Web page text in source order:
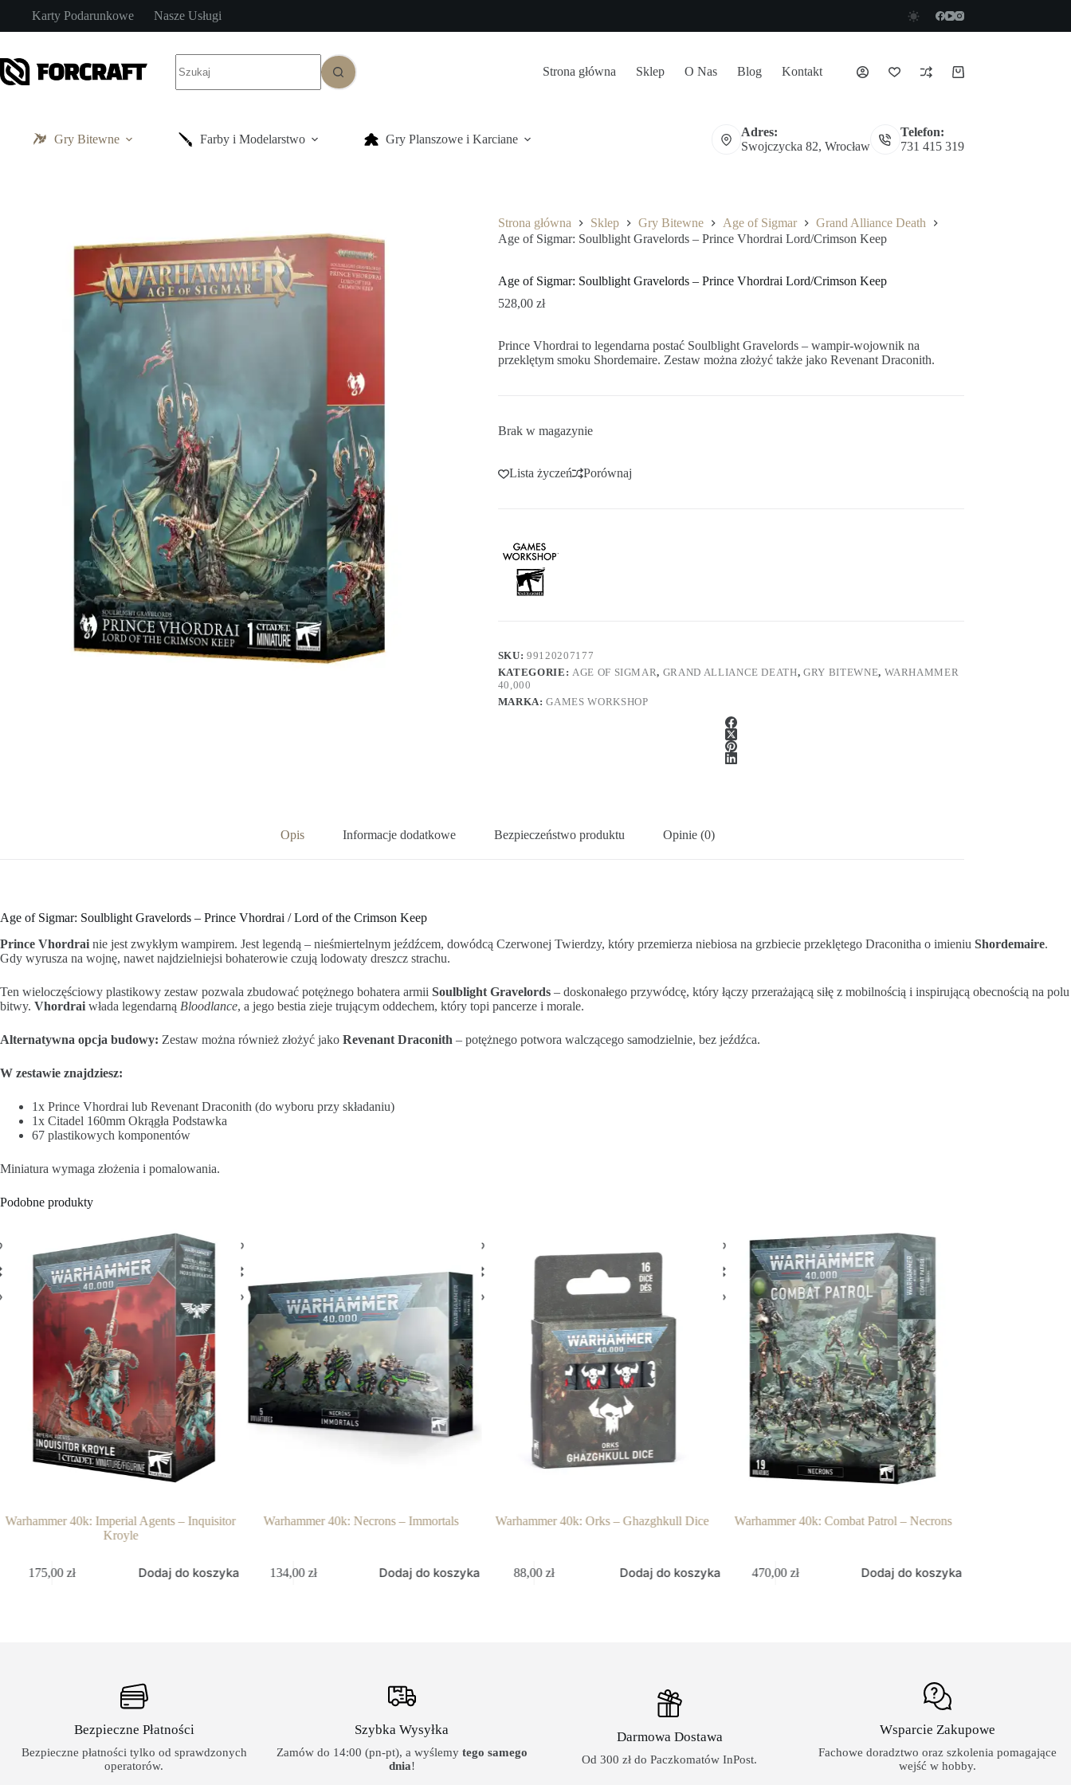
treści
Karty Podarunkowe Nasze Usługi
wyników
Strona główna Sklep O Nas Blog Kontakt Koszyk
Gry Bitewne Farby i Modelarstwo Gry Planszowe i Karciane
Adres:
Swojczycka 82, Wrocław
Telefon:
731 415 319
Strona główna Sklep Gry Bitewne Age of Sigmar
Grand Alliance Death
Age of Sigmar: Soulblight Gravelords – Prince Vhordrai Lord/Crimson Keep
Age of Sigmar: Soulblight Gravelords – Prince Vhordrai Lord/Crimson Keep
528,00 zł
Prince Vhordrai to legendarna postać Soulblight Gravelords – wampir-wojownik na
przeklętym smoku Shordemaire. Zestaw można złożyć także jako Revenant Draconith.
Brak w magazynie
Lista życzeń Porównaj
SKU:99120207177
KATEGORIE: AGE OF SIGMAR, GRAND ALLIANCE DEATH,GRY BITEWNE, WARHAMMER
40,000
MARKA:GAMES WORKSHOP
Opis Informacje dodatkowe Bezpieczeństwo produktu Opinie (0)
Age of Sigmar: Soulblight Gravelords – Prince Vhordrai / Lord of the Crimson Keep
Prince Vhordrai nie jest zwykłym wampirem. Jest legendą – nieśmiertelnym jeźdźcem, dowódcą Czerwonej Twierdzy, który przemierza niebiosa na grzbiecie przeklętego Draconitha o imieniu Shordemaire.
Gdy wyrusza na wojnę, nawet najdzielniejsi bohaterowie czują lodowaty dreszcz strachu.
Ten wieloczęściowy plastikowy zestaw pozwala zbudować potężnego bohatera armii Soulblight Gravelords – doskonałego przywódcę, który łączy przerażającą siłę z mobilnością i inspirującą obecnością na polu
bitwy. Vhordrai włada legendarną Bloodlance, a jego bestia zieje trującym oddechem, który topi pancerze i morale.
Alternatywna opcja budowy: Zestaw można również złożyć jako Revenant Draconith – potężnego potwora walczącego samodzielnie, bez jeźdźca.
W zestawie znajdziesz:
1x Prince Vhordrai lub Revenant Draconith (do wyboru przy składaniu)
1x Citadel 160mm Okrągła Podstawka
67 plastikowych komponentów
Miniatura wymaga złożenia i pomalowania.
Podobne produkty
Warhammer 40k: Imperial Agents – Inquisitor
Kroyle
175,00zł Dodaj do koszyka
Warhammer 40k: Necrons – Immortals
134,00 zł Dodaj do koszyka
Warhammer 40k: Orks – Ghazghkull Dice
88,00 zł Dodaj do koszyka
Warhammer 40k: Combat Patrol – Necrons
470,00 zł Dodaj do koszyka
Bezpieczne Płatności
Bezpieczne płatności tylko od sprawdzonych
operatorów.
Szybka Wysyłka
Zamów do 14:00 (pn-pt), a wyślemy tego samego
dnia!
Darmowa Dostawa
Od 300 zł do Paczkomatów InPost.
Wsparcie Zakupowe
Fachowe doradztwo oraz szkolenia pomagające
wejść w hobby.